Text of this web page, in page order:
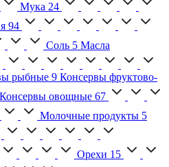
Мука 24
94
Соль 5 Масла
рыбные 9 Консервы фруктово-
Консервы овощные 67
Молочные продукты 5
Орехи 15